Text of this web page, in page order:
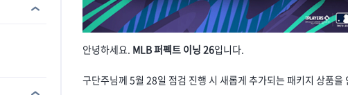
안녕하세요. MLB 퍼펙트 이닝 26입니다.
구단주님께 5월 28일 점검 진행 시 새롭게 추가되는 패키지 상품을